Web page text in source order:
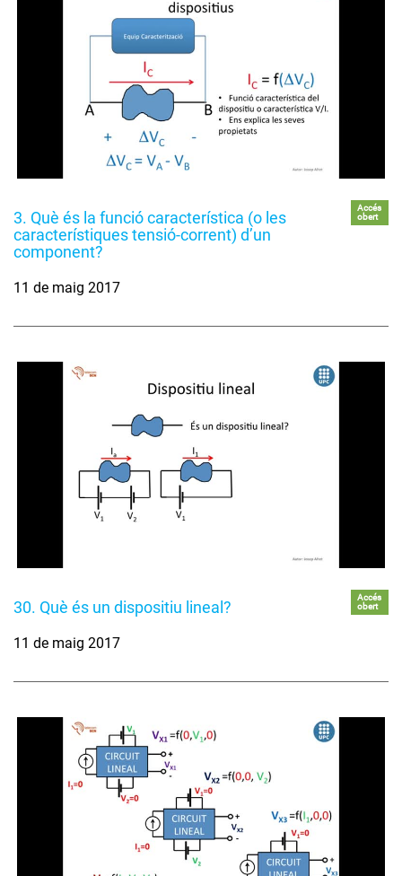
3. Què és la funció característica (o les
característiques tensió-corrent) d’un
component?
Accés
obert
11 de maig 2017
30. Què és un dispositiu lineal?
Accés
obert
11 de maig 2017